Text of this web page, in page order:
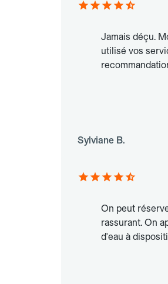
Jamais déçu.
utilisé vos
Sylviane B.
On peut
rassurant. On
d'eau à